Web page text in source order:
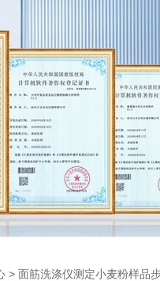
> 面筋洗涤仪测定小麦粉样品